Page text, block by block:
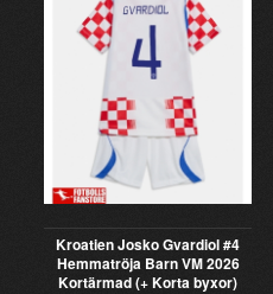
Kroatien Josko Gvardiol #4
Hemmatröja Barn VM 2026
Kortärmad (+ Korta byxor)